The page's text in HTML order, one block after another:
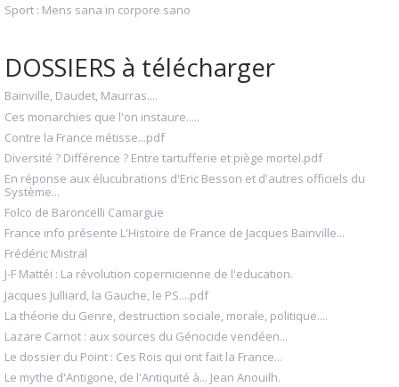
Sport : Mens sana in corpore sano
DOSSIERS à télécharger
Bainville, Daudet, Maurras....
Ces monarchies que l'on instaure.....
Contre la France métisse...pdf
Diversité ? Différence ? Entre tartufferie et piège mortel.pdf
En réponse aux élucubrations d'Eric Besson et d'autres officiels du
Système...
Folco de Baroncelli Camargue
France info présente L'Histoire de France de Jacques Bainville...
Frédéric Mistral
J-F Mattéi : La révolution copernicienne de l'education.
Jacques Julliard, la Gauche, le PS....pdf
La théorie du Genre, destruction sociale, morale, politique....
Lazare Carnot : aux sources du Génocide vendéen...
Le dossier du Point : Ces Rois qui ont fait la France...
Le mythe d'Antigone, de l'Antiquité à... Jean Anouilh.